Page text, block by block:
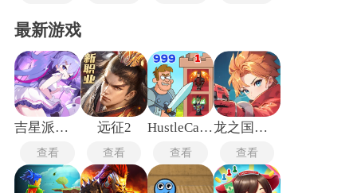
最新游戏
吉星派对手机版
查看
远征2
查看
HustleCastle中文版
查看
龙之国物语畅享服
查看